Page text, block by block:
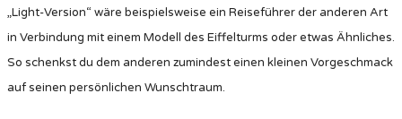
„Light-Version“ wäre beispielsweise ein Reiseführer der anderen Art
in Verbindung mit einem Modell des Eiffelturms oder etwas Ähnliches.
So schenkst du dem anderen zumindest einen kleinen Vorgeschmack
auf seinen persönlichen Wunschtraum.